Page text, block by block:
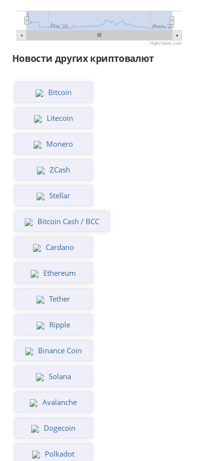
Янв '26 Июль '26
Highcharts.com
Новости других криптовалют
Bitcoin
Litecoin
Monero
ZCash
Stellar
Bitcoin Cash / BCC
Cardano
Ethereum
Tether
Ripple
Binance Coin
Solana
Avalanche
Dogecoin
Polkadot